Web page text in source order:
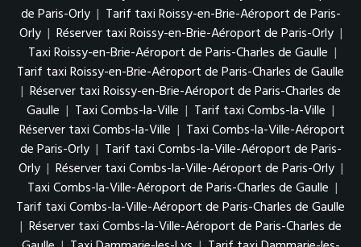
de Paris-Orly | Tarif taxi Roissy-en-Brie-Aéroport de Paris-
Orly | Réserver taxi Roissy-en-Brie-Aéroport de Paris-Orly |
Taxi Roissy-en-Brie-Aéroport de Paris-Charles de Gaulle |
Tarif taxi Roissy-en-Brie-Aéroport de Paris-Charles de Gaulle
| Réserver taxi Roissy-en-Brie-Aéroport de Paris-Charles de
Gaulle | Taxi Combs-la-Ville | Tarif taxi Combs-la-Ville |
Réserver taxi Combs-la-Ville | Taxi Combs-la-Ville-Aéroport
de Paris-Orly | Tarif taxi Combs-la-Ville-Aéroport de Paris-
Orly | Réserver taxi Combs-la-Ville-Aéroport de Paris-Orly |
Taxi Combs-la-Ville-Aéroport de Paris-Charles de Gaulle |
Tarif taxi Combs-la-Ville-Aéroport de Paris-Charles de Gaulle
| Réserver taxi Combs-la-Ville-Aéroport de Paris-Charles de